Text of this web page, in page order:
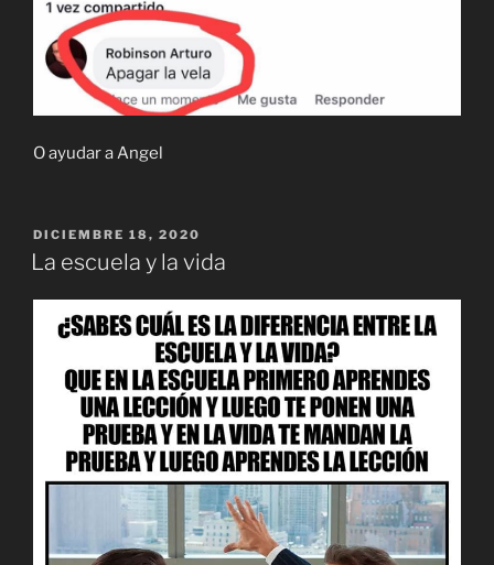
O ayudar a Angel
PUBLICADO
EL
DICIEMBRE 18, 2020
La escuela y la vida